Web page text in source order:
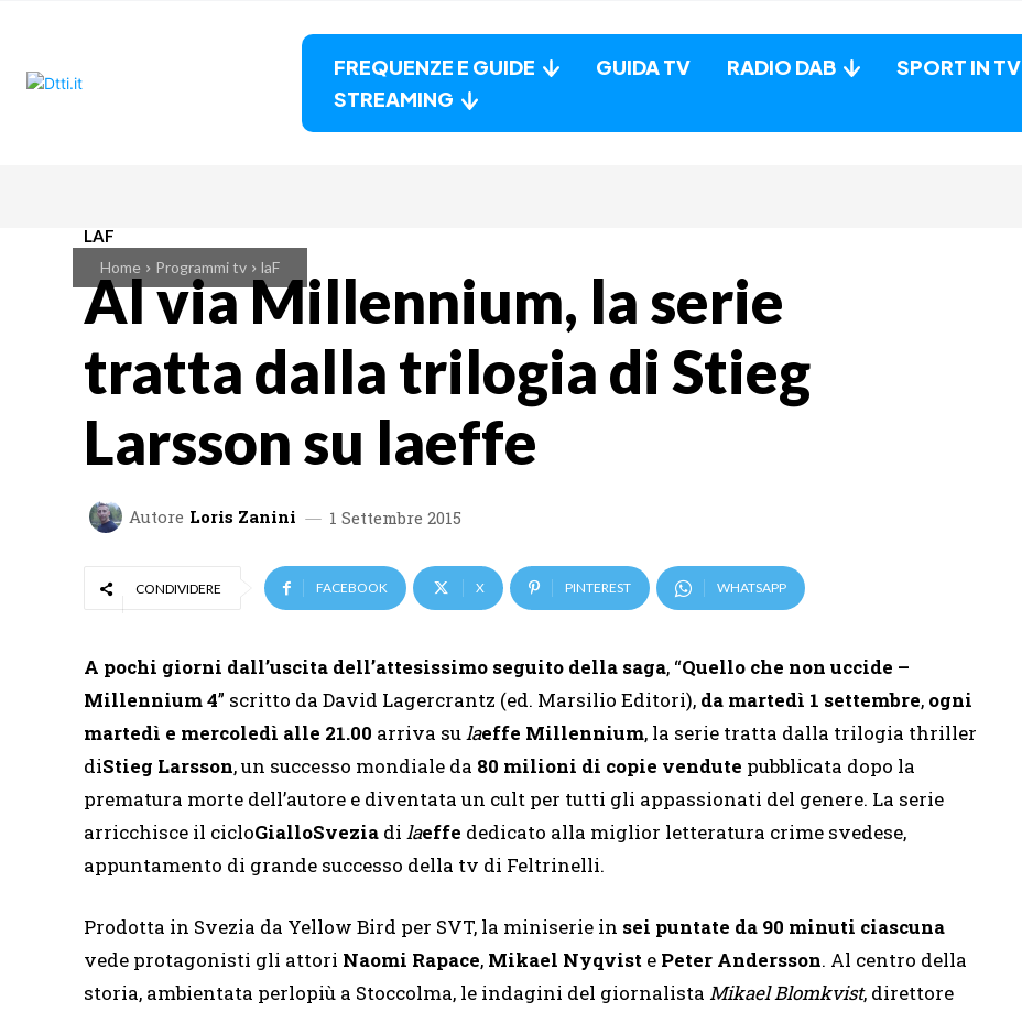
FREQUENZE E GUIDE GUIDA TV RADIO DAB SPORT IN TV
STREAMING
Home Programmi tv laF
LAF
Al via Millennium, la serie
tratta dalla trilogia di Stieg
Larsson su laeffe
Autore Loris Zanini 1 Settembre 2015
CONDIVIDERE FACEBOOK X PINTEREST WHATSAPP
A pochi giorni dall’uscita dell’attesissimo seguito della saga, “Quello che non uccide –
Millennium 4” scritto da David Lagercrantz (ed. Marsilio Editori), da martedì 1 settembre, ogni
martedì e mercoledì alle 21.00 arriva sulaeffe Millennium, la serie tratta dalla trilogia thriller
diStieg Larsson, un successo mondiale da 80 milioni di copie vendute pubblicata dopo la
prematura morte dell’autore e diventata un cult per tutti gli appassionati del genere. La serie
arricchisce il cicloGialloSvezia di laeffe dedicato alla miglior letteratura crime svedese,
appuntamento di grande successo della tv di Feltrinelli.
Prodotta in Svezia da Yellow Bird per SVT, la miniserie in sei puntate da 90 minuti ciascuna
vede protagonisti gli attori Naomi Rapace, Mikael Nyqvist e Peter Andersson. Al centro della
storia, ambientata perlopiù a Stoccolma, le indagini del giornalista Mikael Blomkvist, direttore